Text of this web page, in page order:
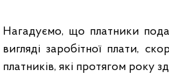
Нагадуємо, що платники
вигляді заробітної плати,
платників, які протягом року